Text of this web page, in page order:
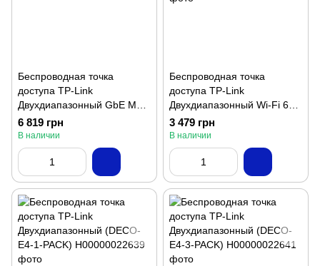
Беспроводная точка
доступа TP-Link
Двухдиапазонный GbE MU-
MIMO (DECO-S7-3-PACK)
6 819 грн
В наличии
Беспроводная точка
доступа TP-Link
Двухдиапазонный Wi-Fi 6
GbE MU-MIMO (DECO-X50-
1-PACK)
3 479 грн
В наличии